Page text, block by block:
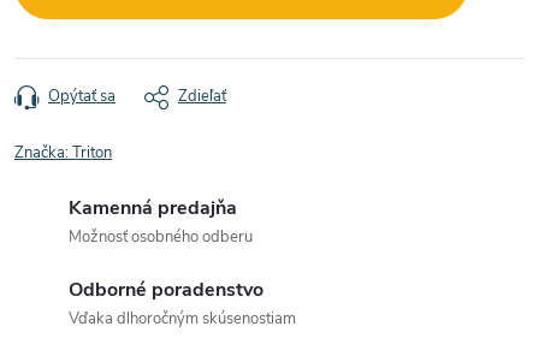
Opýtať sa Zdieľať
Značka:Triton
Kamenná predajňa
Možnosť osobného odberu
Odborné poradenstvo
Vďaka dlhoročným skúsenostiam